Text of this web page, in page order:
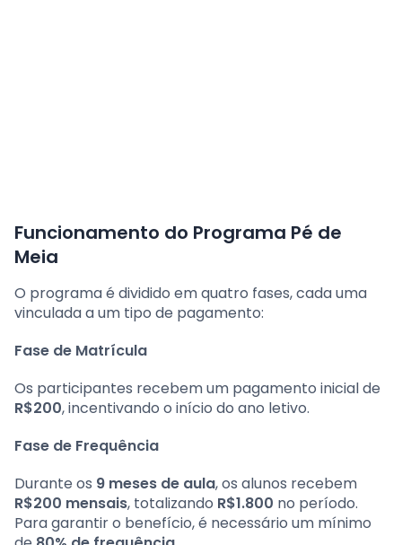
Funcionamento do Programa Pé de
Meia
O programa é dividido em quatro fases, cada uma
vinculada a um tipo de pagamento:
Fase de Matrícula
Os participantes recebem um pagamento inicial de
R$200, incentivando o início do ano letivo.
Fase de Frequência
Durante os 9 meses de aula, os alunos recebem
R$200 mensais, totalizando R$1.800 no período.
Para garantir o benefício, é necessário um mínimo